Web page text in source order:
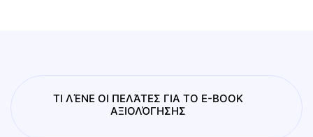
ΤΙ ΛΈΝΕ ΟΙ ΠΕΛΆΤΕΣ ΓΙΑ ΤΟ E-BOOK
ΑΞΙΟΛΌΓΗΣΗΣ